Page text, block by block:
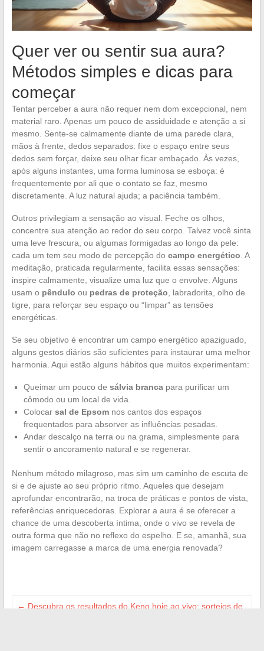
Quer ver ou sentir sua aura?
Métodos simples e dicas para
começar
Tentar perceber a aura não requer nem dom excepcional, nem
material raro. Apenas um pouco de assiduidade e atenção a si
mesmo. Sente-se calmamente diante de uma parede clara,
mãos à frente, dedos separados: fixe o espaço entre seus
dedos sem forçar, deixe seu olhar ficar embaçado. Às vezes,
após alguns instantes, uma forma luminosa se esboça: é
frequentemente por ali que o contato se faz, mesmo
discretamente. A luz natural ajuda; a paciência também.
Outros privilegiam a sensação ao visual. Feche os olhos,
concentre sua atenção ao redor do seu corpo. Talvez você sinta
uma leve frescura, ou algumas formigadas ao longo da pele:
cada um tem seu modo de percepção do campo energético . A
meditação, praticada regularmente, facilita essas sensações:
inspire calmamente, visualize uma luz que o envolve. Alguns
usam o pêndulo ou pedras de proteção , labradorita, olho de
tigre, para reforçar seu espaço ou “limpar” as tensões
energéticas.
Se seu objetivo é encontrar um campo energético apaziguado,
alguns gestos diários são suficientes para instaurar uma melhor
harmonia. Aqui estão alguns hábitos que muitos experimentam:
Queimar um pouco de sálvia brancapara purificar um
cômodo ou um local de vida.
Colocar sal de Epsomnos cantos dos espaços
frequentados para absorver as influências pesadas.
Andar descalço na terra ou na grama, simplesmente para
sentir o ancoramento natural e se regenerar.
Nenhum método milagroso, mas sim um caminho de escuta de
si e de ajuste ao seu próprio ritmo. Aqueles que desejam
aprofundar encontrarão, na troca de práticas e pontos de vista,
referências enriquecedoras. Explorar a aura é se oferecer a
chance de uma descoberta íntima, onde o vivo se revela de
outra forma que não no reflexo do espelho. E se, amanhã, sua
imagem carregasse a marca de uma energia renovada?
← Descubra os resultados do Keno hoje ao vivo: sorteios de